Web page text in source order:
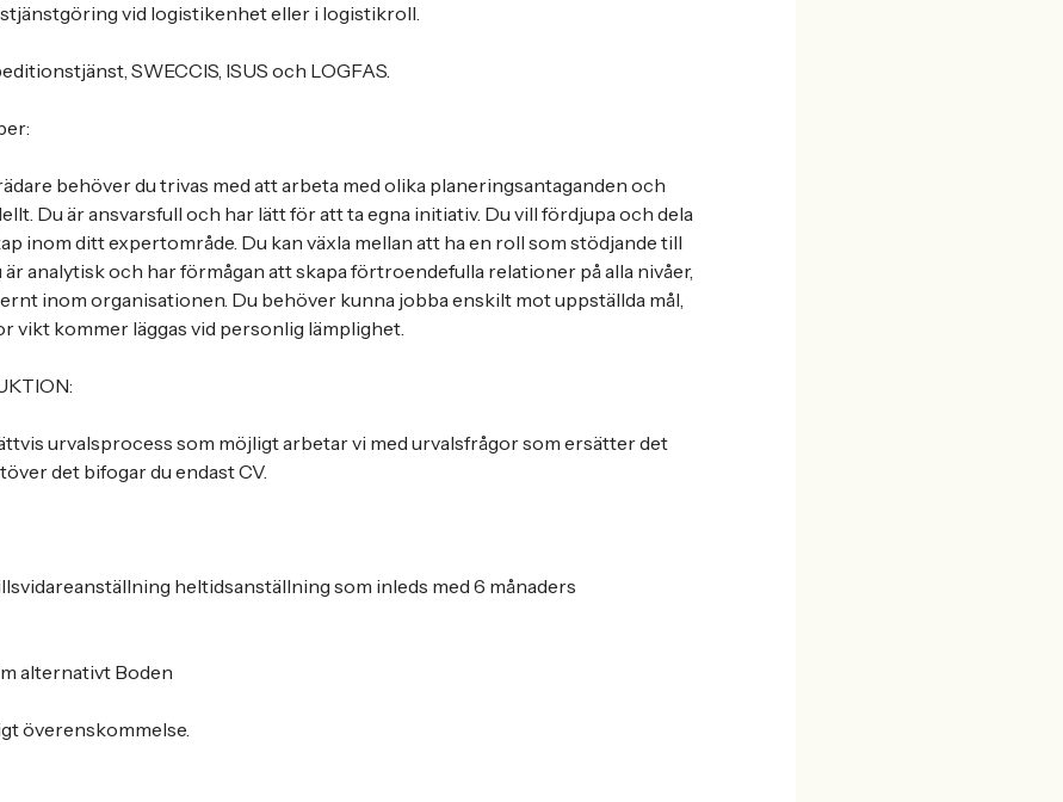
vid logistikenhet eller i logistikroll.
SWECCIS, ISUS och LOGFAS.
behöver du trivas med att arbeta med olika planeringsantaganden och
Du är ansvarsfull och har lätt för att ta egna initiativ. Du vill fördjupa och dela
inom ditt expertområde. Du kan växla mellan att ha en roll som stödjande till
är analytisk och har förmågan att skapa förtroendefulla relationer på alla nivåer,
inom organisationen. Du behöver kunna jobba enskilt mot uppställda mål,
vikt kommer läggas vid personlig lämplighet.
urvalsprocess som möjligt arbetar vi med urvalsfrågor som ersätter det
det bifogar du endast CV.
heltidsanställning som inleds med 6 månaders
alternativt Boden
överenskommelse.